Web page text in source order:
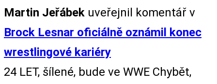
Martin Jeřábek uveřejnil komentář v
Brock Lesnar oficiálně oznámil konec
wrestlingové kariéry
24 LET, šílené, bude ve WWE Chybět,